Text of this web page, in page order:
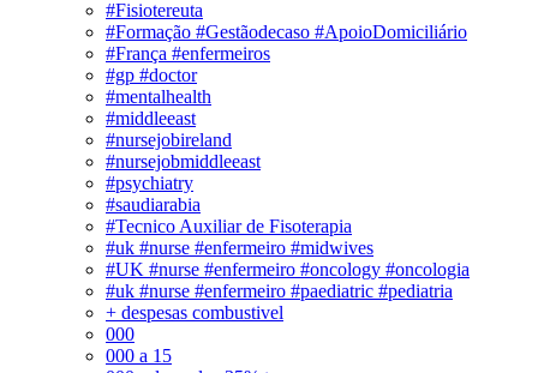
#Fisiotereuta
#Formação #Gestãodecaso #ApoioDomiciliário
#França #enfermeiros
#gp #doctor
#mentalhealth
#middleeast
#nursejobireland
#nursejobmiddleeast
#psychiatry
#saudiarabia
#Tecnico Auxiliar de Fisoterapia
#uk #nurse #enfermeiro #midwives
#UK #nurse #enfermeiro #oncology #oncologia
#uk #nurse #enfermeiro #paediatric #pediatria
+ despesas combustivel
000
000 a 15